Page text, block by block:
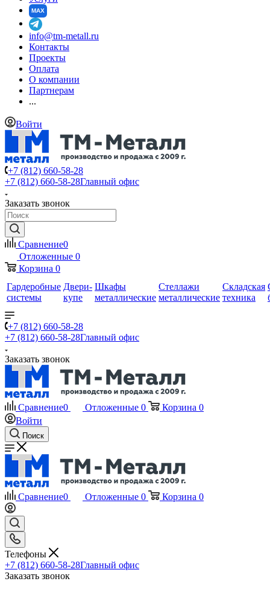
MAX
info@tm-metall.ru
Контакты
Проекты
Оплата
О компании
Партнерам
...
Войти
+7 (812) 660-58-28
+7 (812) 660-58-28Главный офис
Заказать звонок
Сравнение0
Отложенные 0
Корзина 0
Гардеробные
системы
Двери-
купе
Шкафы
металлические
Стеллажи
металлические
Складская
техника
+7 (812) 660-58-28
+7 (812) 660-58-28Главный офис
Заказать звонок
Сравнение0 Отложенные 0 Корзина 0
Войти
Поиск
Сравнение0 Отложенные 0 Корзина 0
Телефоны
+7 (812) 660-58-28Главный офис
Заказать звонок